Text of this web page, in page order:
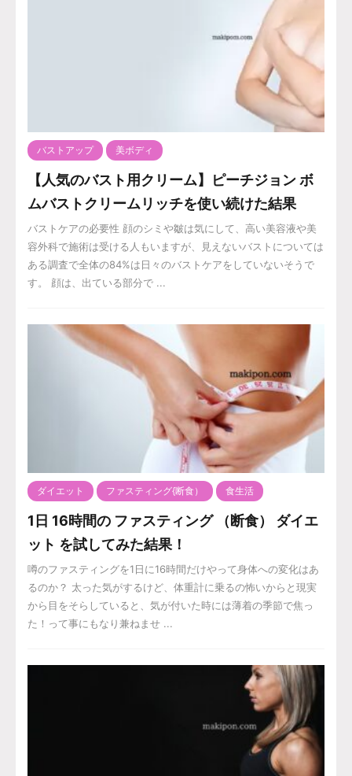
バストアップ 美ボディ
【人気のバスト用クリーム】ピーチジョン ボ
ムバストクリームリッチを使い続けた結果
バストケアの必要性 顔のシミや皺は気にして、高い美容液や美
容外科で施術は受ける人もいますが、見えないバストについては
ある調査で全体の84%は日々のバストケアをしていないそうで
す。 顔は、出ている部分で ...
ダイエット ファスティング{断食） 食生活
1日 16時間の ファスティング （断食） ダイエ
ット を試してみた結果！
噂のファスティングを1日に16時間だけやって身体への変化はあ
るのか？ 太った気がするけど、体重計に乗るの怖いからと現実
から目をそらしていると、気が付いた時には薄着の季節で焦っ
た！って事にもなり兼ねませ ...